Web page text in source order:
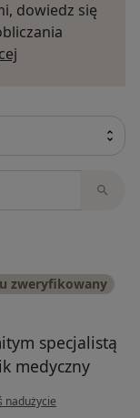
dowiedz się
zweryfikowany
specjalistą
medyczny
użytkownika Robert
nadużycie